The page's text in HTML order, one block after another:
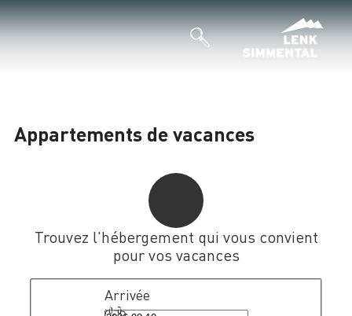
Appartements de vacances
Trouvez l'hébergement qui vous convient
pour vos vacances
Arrivée